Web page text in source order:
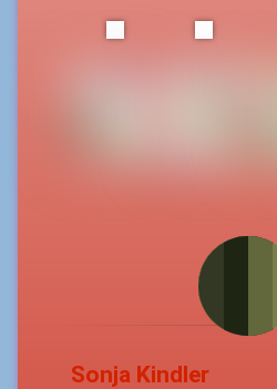
Sonja Kindler